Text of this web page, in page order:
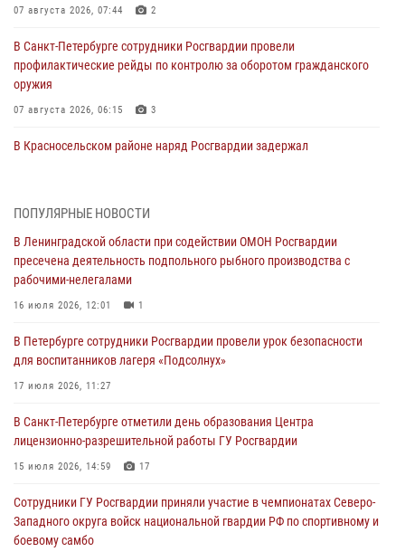
07 августа 2026, 07:44 2
В Санкт-Петербурге сотрудники Росгвардии провели
профилактические рейды по контролю за оборотом гражданского
оружия
07 августа 2026, 06:15 3
В Красносельском районе наряд Росгвардии задержал
06 августа 2026, 13:39 1
В Центральном районе росгвардейцы оперативно задержали
хулигана, стрелявшего из пускового устройства рядом с жилыми
домами
06 августа 2026, 11:36
Сотрудники и военнослужащие Росгвардии обеспечили
правопорядок при проведении матча "Зенит" - "Балтика"
06 августа 2026, 07:30
В Выборгском районе наряд Росгвардии обнаружил
разыскиваемый преступный автотранспорт
05 августа 2026, 12:25 2
Петербургские росгвардейцы обнаружили объявленный в розыск
автомобиль, ранее использовавшийся при совершении кражи в
Ленобласти
ПОПУЛЯРНЫЕ НОВОСТИ
В Ленинградской области при содействии ОМОН Росгвардии
пресечена деятельность подпольного рыбного производства с
рабочими-нелегалами
16 июля 2026, 12:01 1
В Петербурге сотрудники Росгвардии провели урок безопасности
для воспитанников лагеря «Подсолнух»
17 июля 2026, 11:27
В Санкт-Петербурге отметили день образования Центра
лицензионно-разрешительной работы ГУ Росгвардии
15 июля 2026, 14:59 17
Сотрудники ГУ Росгвардии приняли участие в чемпионатах Северо-
Западного округа войск национальной гвардии РФ по спортивному и
боевому самбо